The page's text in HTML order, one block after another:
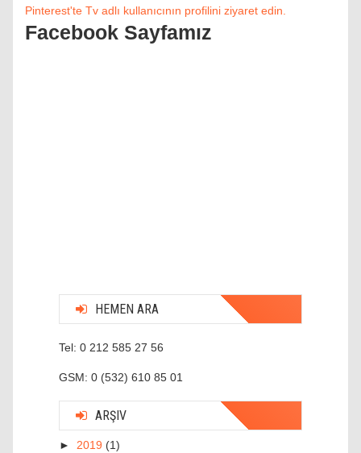
Pinterest'te Tv adlı kullanıcının profilini ziyaret edin.
Facebook Sayfamız
HEMEN ARA
Tel: 0 212 585 27 56
GSM: 0 (532) 610 85 01
ARŞIV
► 2019 (1)